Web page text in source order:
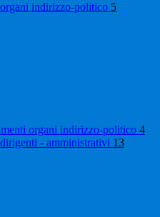
indirizzo-politico 5
organi indirizzo-politico 4
- amministrativi 13